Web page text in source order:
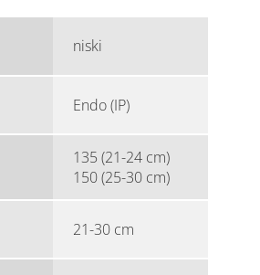
niski
Endo (IP)
135 (21-24 cm)
150 (25-30 cm)
21-30 cm